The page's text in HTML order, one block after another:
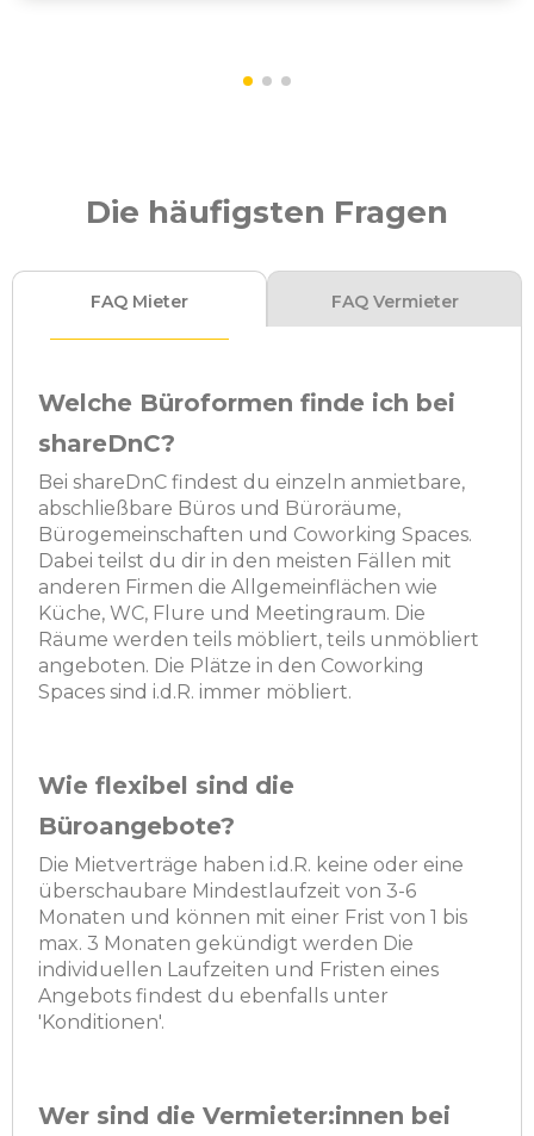
Die häufigsten Fragen
FAQ Mieter FAQ Vermieter
Welche Büroformen finde ich bei
shareDnC?
Bei shareDnC findest du einzeln anmietbare,
abschließbare Büros und Büroräume,
Bürogemeinschaften und Coworking Spaces.
Dabei teilst du dir in den meisten Fällen mit
anderen Firmen die Allgemeinflächen wie
Küche, WC, Flure und Meetingraum. Die
Räume werden teils möbliert, teils unmöbliert
angeboten. Die Plätze in den Coworking
Spaces sind i.d.R. immer möbliert.
Wie flexibel sind die
Büroangebote?
Die Mietverträge haben i.d.R. keine oder eine
überschaubare Mindestlaufzeit von 3-6
Monaten und können mit einer Frist von 1 bis
max. 3 Monaten gekündigt werden Die
individuellen Laufzeiten und Fristen eines
Angebots findest du ebenfalls unter
'Konditionen'.
Wer sind die Vermieter:innen bei